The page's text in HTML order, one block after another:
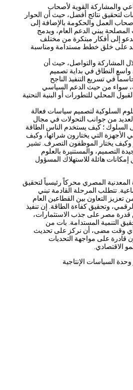
القوية لأصحاب
نتائج أفضل، حيث أن الحوار
العمل والحكومة بالإضافة إلى
يبني الدعم العام، ويدمج
أفكار مبتكرة من مختلف
خلق خطط مستدامة ومناسبة
والتواصل، حيث أن
في بداية تصميم
تسريع التنفيذ الناجح
من حيث الدعم السياسي
للتطورات أو البنية التحتية
لتصميم سياسات فعالة
من جوانب التحولات في مجال
؛ كيف يستخدم الناس الطاقة
التي يختارون شرائها، وكيف
يختار الموظفون التصرف. تشير
والمستنيرة بالعلوم
هائلة للاستهلاك المسؤول
المصري محركاً رئيسياً لتحقيق
تتطلب المرحلة القادمة تبني
التعاون بين القطاعين العام
وتحقيق كفاءة الطاقة. إن تنفيذ
مصر على جذب الاستثمارات،
المستدامة. بات من
مضى، أن نركز على تحديث
على مواجهة التحديات
الإنتاجية